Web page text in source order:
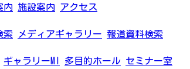
内 施設案内 アクセス
索 メディアギャラリー 報道資料検索
ギャラリーMI 多目的ホール セミナー室